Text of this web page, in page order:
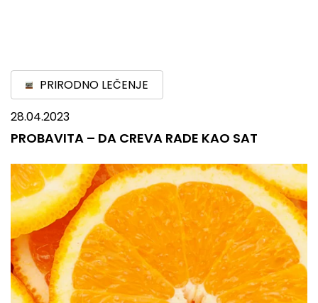
PRIRODNO LEČENJE
28.04.2023
PROBAVITA – DA CREVA RADE KAO SAT